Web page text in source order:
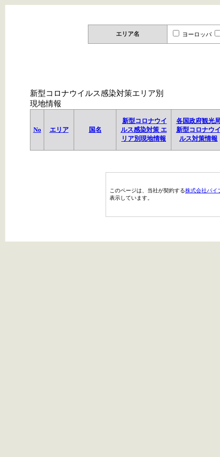
エリア名 ヨーロッパ
新型コロナウイルス感染対策エリア別
現地情報
No エリア 国名
新型コロナウイ
ルス感染対策 エ
リア別現地情報
各国政府観光
新型コロナウ
ルス対策情報
このページは、当社が契約する株式会社パイ
表示しています。